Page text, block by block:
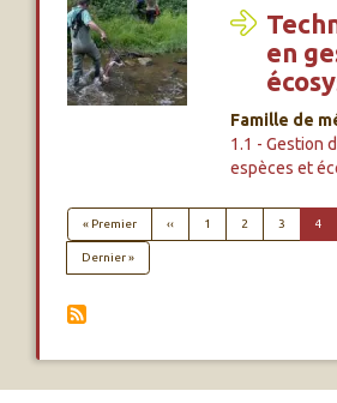
en
Famille de
1.1 - Gestion
espèces et
« PremierPremière page
‹‹Page précédente
1 2 3 4
Dernier »Dernière page